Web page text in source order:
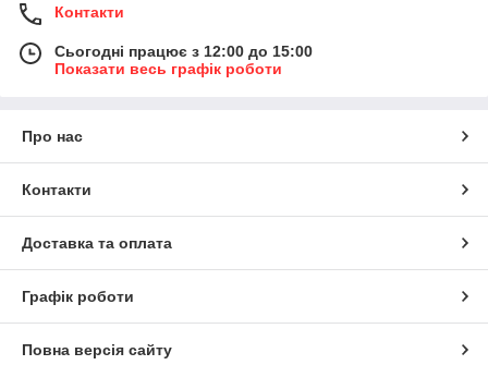
Контакти
Сьогодні працює з 12:00 до 15:00
Показати весь графік роботи
Про нас
Контакти
Доставка та оплата
Графік роботи
Повна версія сайту